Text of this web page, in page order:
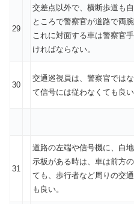
29
交差点以外で、横断歩道も
ところで警察官が道路で両
これに対面する車は警察官
ければならない。
30
交通巡視員は、警察官では
て信号には従わなくても良い
31
道路の左端や信号機に、白
示板がある時は、車は前方
ても、歩行者など周りの交
も良い。